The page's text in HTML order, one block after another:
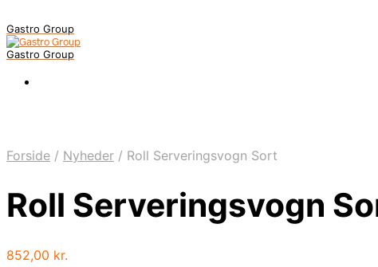
Gastro Group
Gastro Group
Forside / Nyheder / Roll Serveringsvogn Sort
Roll Serveringsvogn
852,00 kr.